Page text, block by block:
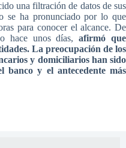
una filtración de datos de sus
se ha pronunciado por lo que
para conocer el alcance. De
hace unos días,afirmó que
La preocupación de los
y domiciliarios han sido
banco y el antecedente más